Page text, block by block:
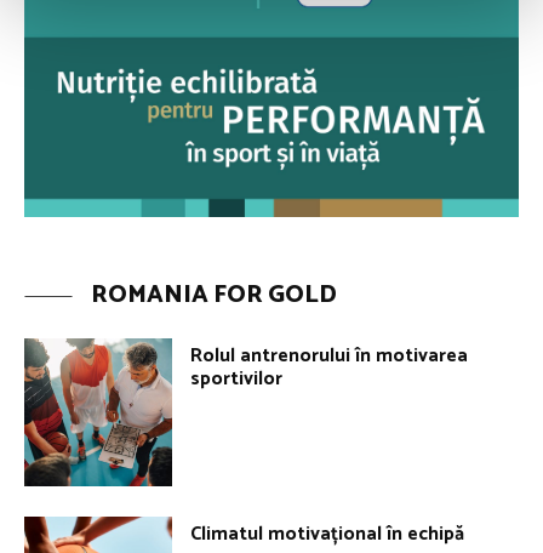
ROMANIA FOR GOLD
Rolul antrenorului în motivarea
sportivilor
Climatul motivațional în echipă